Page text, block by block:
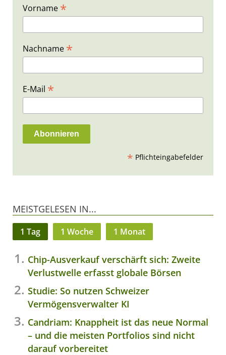
Vorname *
Nachname *
E-Mail *
* Pflichteingabefelder
MEISTGELESEN IN...
1 Tag 1 Woche 1 Monat
Chip-Ausverkauf verschärft sich: Zweite
Verlustwelle erfasst globale Börsen
Studie: So nutzen Schweizer
Vermögensverwalter KI
Candriam: Knappheit ist das neue Normal
– und die meisten Portfolios sind nicht
darauf vorbereitet